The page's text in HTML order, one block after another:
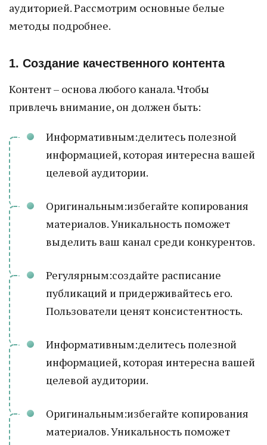
аудиторией. Рассмотрим основные белые
методы подробнее.
1. Создание качественного контента
Контент – основа любого канала. Чтобы
привлечь внимание, он должен быть:
Информативным:делитесь полезной
информацией, которая интересна вашей
целевой аудитории.
Оригинальным:избегайте копирования
материалов. Уникальность поможет
выделить ваш канал среди конкурентов.
Регулярным:создайте расписание
публикаций и придерживайтесь его.
Пользователи ценят консистентность.
Информативным:делитесь полезной
информацией, которая интересна вашей
целевой аудитории.
Оригинальным:избегайте копирования
материалов. Уникальность поможет